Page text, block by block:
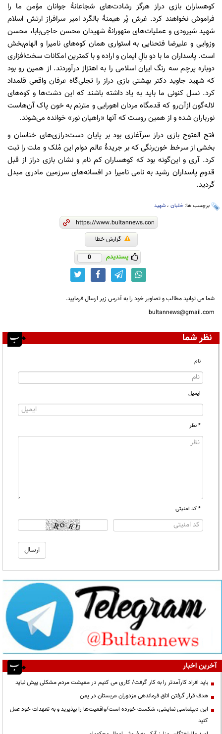
کوهساران بازی دراز هرگز رشادت‌های شجاعانۀ جوانان مؤمن ما را
فراموش نخواهند کرد. غرش پُر هیمنۀ بالگرد امیر سرافراز ارتش اسلام
شهید شیرودی و عملیات‌های متهورانۀ شهیدان محسن حاجی‌بابا، محسن
وزوایی و علیرضا فتحنایی به استواری همان کوه‌های نامیرا و الهام‌بخش
است. پاسداران ما با دو بالِ ایمان و اراده و با کمترین امکانات سخت‌افزاری
دوباره پرچم سه رنگ ایران اسلامی را به اهتزاز درآوردند. از همین رو بود
که شهید جاوید دکتر بهشتی بازی دراز را تجلی‌گاه عرفان واقعی قلمداد
کرد. نسل کنونی ما باید به یاد داشته باشند که این دشت‌ها و کوه‌های
لاله‌گون ازآن‌رو که قدمگاه مردان اهورایی و مترنم به خون پاک آن‌هاست
نورباران شده و از همین روست که آنها «راهیان نور» خوانده می‌شوند.
فتح الفتوح بازی دراز سرآغازی بود بر پایان دست‌درازی‌های خناسان و
بخشی از سرخط خون‌رنگی که بر جریدۀ عالم دوام این مُلک و ملت را ثبت
کرد. آری و این‌گونه بود که کوهساران کم نام و نشان بازی دراز از قبل
قدومِ پاسداران رشید به نامی نامیرا در افسانه‌های سرزمین مادری مبدل
گردید.
برچسب ها: خلبان ، شهید
گزارش خطا
پسندیدم 0
شما می توانید مطالب و تصاویر خود را به آدرس زیر ارسال فرمایید.
bultannews@gmail.com
نظر شما
نام
ایمیل
* نظر
* کد امنیتی
آخرین اخبار
باید افراد کارآمدتر را به کار گرفت/ کاری می کنیم در معیشت مردم مشکلی پیش نیاید
هدف قرار گرفتن اتاق‌ فرماندهی مزدوران عربستان در یمن
این دیپلماسی نمایشی، شکست خورده است/واقعیت‌ها را بپذیرید و به تعهدات خود عمل
کنید